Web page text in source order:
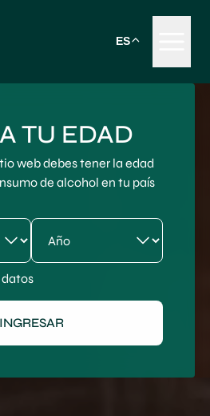
ES
TU EDAD
web debes tener la edad
de alcohol en tu país
INGRESAR